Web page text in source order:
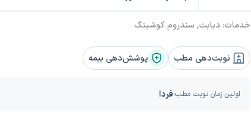
خدمات: دیابت, سندروم کوشینگ
پوشش‌دهی بیمه نوبت‌دهی مطب
اولین زمان نوبت مطب:فردا